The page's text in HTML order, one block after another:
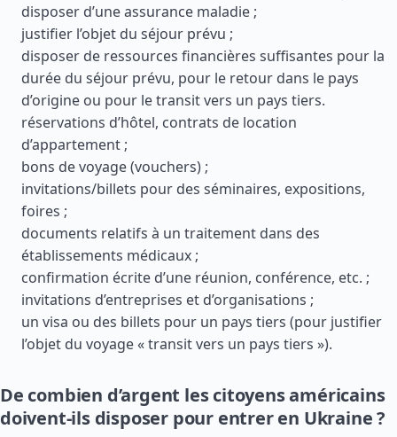
disposer d’une assurance maladie ;
justifier l’objet du séjour prévu ;
disposer de ressources financières suffisantes pour la
durée du séjour prévu, pour le retour dans le pays
d’origine ou pour le transit vers un pays tiers.
réservations d’hôtel, contrats de location
d’appartement ;
bons de voyage (vouchers) ;
invitations/billets pour des séminaires, expositions,
foires ;
documents relatifs à un traitement dans des
établissements médicaux ;
confirmation écrite d’une réunion, conférence, etc. ;
invitations d’entreprises et d’organisations ;
un visa ou des billets pour un pays tiers (pour justifier
l’objet du voyage « transit vers un pays tiers »).
De combien d’argent les citoyens américains
doivent-ils disposer pour entrer en Ukraine ?